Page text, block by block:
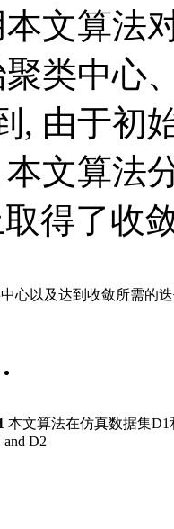
文算法
类中心
, 由于初
文算法
得了收
心以及达到收敛所需的
本文算法在仿真数据集
and D2